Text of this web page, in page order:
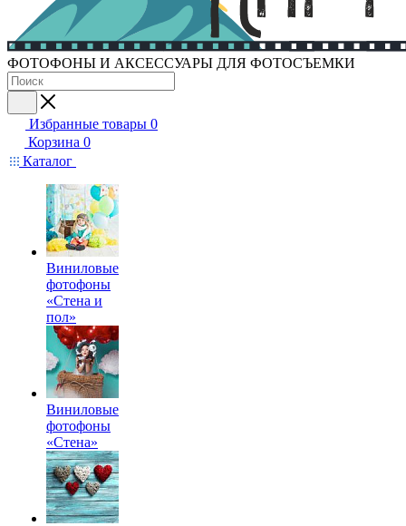
ФОТОФОНЫ И АКСЕССУАРЫ ДЛЯ ФОТОСЪЕМКИ
Избранные товары 0
Корзина 0
Каталог
Виниловые
фотофоны
«Стена и
пол»
Виниловые
фотофоны
«Стена»